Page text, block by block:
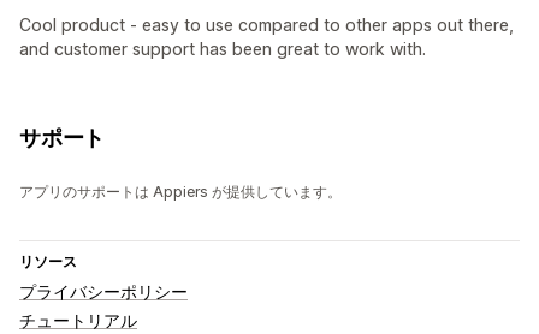
Cool product - easy to use compared to other apps out there,
and customer support has been great to work with.
サポート
アプリのサポートは Appiers が提供しています。
リソース
プライバシーポリシー
チュートリアル